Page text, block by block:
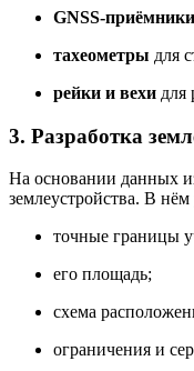
GNSS-приёмники
тахеометры для
рейки и вехи для
3. Разработка
На основании данных
землеустройства. В
точные границы
его площадь;
схема
ограничения и